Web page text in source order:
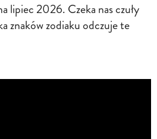
lipiec 2026. Czeka nas czuły
znaków zodiaku odczuje te